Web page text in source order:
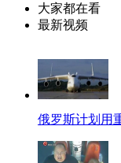
大家都在看
最新视频
俄罗斯计划用